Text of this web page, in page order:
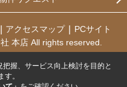
アクセスマップ
PCサイト
本店 All rights reserved.
握、サービス向上検討を目的と
。